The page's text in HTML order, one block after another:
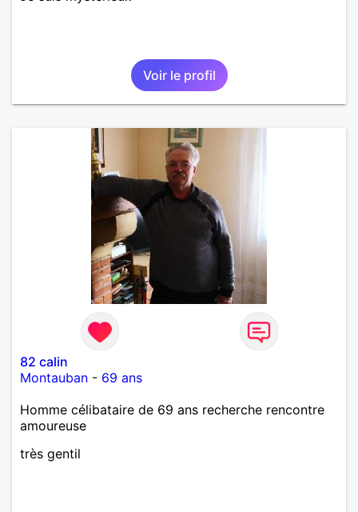
Voir le profil
82 calin
Montauban - 69 ans
Homme célibataire de 69 ans recherche rencontre
amoureuse
très gentil